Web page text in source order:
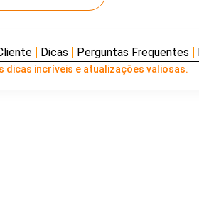
Dicas Perguntas Frequentes
dicas incríveis e atualizações valiosas.